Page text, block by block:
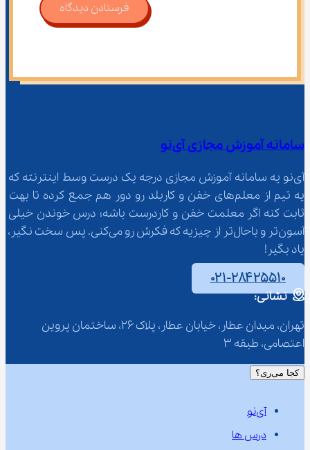
فرستادن دیدگاه
سامانه آموزش مجازی آی‌نو
آی‌نو یه سامانه آموزش مجازی درجه یک درست وسط اینترنته که
یه تیم از معلم‌‌های خفن و کاربلد رو دور هم جمع کرده تا بهت
ثابت کنه اگر معلمت خفن و کاردرست باشه؛ درس خوندن خیلی
آسون‌تر و باحال‌تر از چیزیه که فکرش رو می‌کنی. پس سخت نگیر،
یاد بگیر!
۰۲۱-۲۸۴۲۵۵۱۰
نشانی:
تهران، میدان عطار، خیابان عطار، پلاک 26، ساختمان پروین
اعتصامی، طبقه 3
کجا می‌ری؟
آی‌نو
درس ها